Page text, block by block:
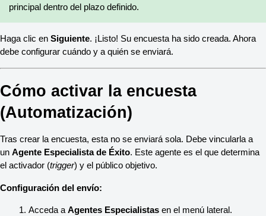
principal dentro del plazo definido.
Haga clic en Siguiente. ¡Listo! Su encuesta ha sido creada. Ahora
debe configurar cuándo y a quién se enviará.
Cómo activar la encuesta
(Automatización)
Tras crear la encuesta, esta no se enviará sola. Debe vincularla a
un Agente Especialista de Éxito. Este agente es el que determina
el activador (trigger) y el público objetivo.
Configuración del envío:
Acceda a Agentes Especialistas en el menú lateral.